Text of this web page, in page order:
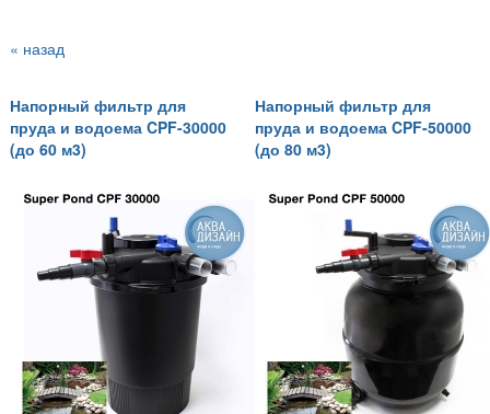
« назад
Напорный фильтр для
пруда и водоема CPF-30000
(до 60 м3)
Напорный фильтр для
пруда и водоема CPF-50000
(до 80 м3)